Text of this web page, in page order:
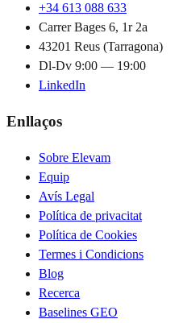
+34 613 088 633
Carrer Bages 6, 1r 2a
43201 Reus (Tarragona)
Dl-Dv 9:00 — 19:00
LinkedIn
Enllaços
Sobre Elevam
Equip
Avís Legal
Política de privacitat
Política de Cookies
Termes i Condicions
Blog
Recerca
Baselines GEO